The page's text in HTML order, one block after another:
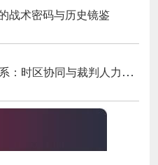
战术密码与历史镜鉴
2026世界杯跨洲VAR调度体系：时区协同与裁判人力配置优化策略